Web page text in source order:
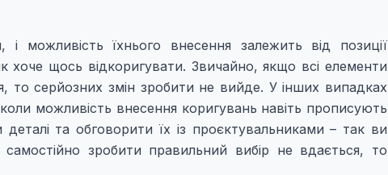
їхнього внесення залежить від позиції
хоче щось відкоригувати. Звичайно, якщо всі елементи
то серйозних змін зробити не вийде. У інших випадках
можливість внесення коригувань навіть прописують
та обговорити їх із проєктувальниками – так ви
зробити правильний вибір не вдається, то